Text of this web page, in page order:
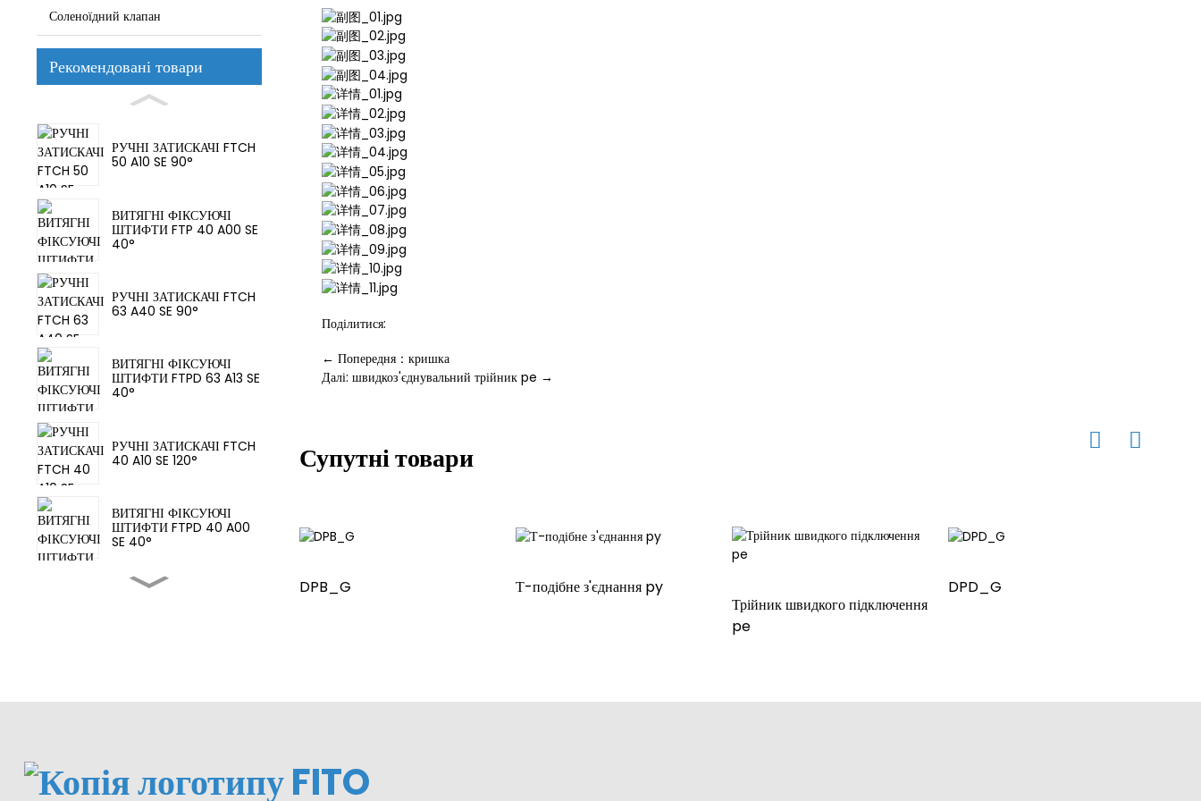
Соленоїдний клапан
Рекомендовані товари
РУЧНІ ЗАТИСКАЧІ FTCH
50 A10 SE 90°
ВИТЯГНІ ФІКСУЮЧІ
ШТИФТИ FTP 40 A00 SE
40°
РУЧНІ ЗАТИСКАЧІ FTCH
63 A40 SE 90°
ВИТЯГНІ ФІКСУЮЧІ
ШТИФТИ FTPD 63 A13 SE
40°
РУЧНІ ЗАТИСКАЧІ FTCH
40 A10 SE 120°
ВИТЯГНІ ФІКСУЮЧІ
ШТИФТИ FTPD 40 A00
SE 40°
Поділитися:
← Попередня：кришка
Далі: швидкоз'єднувальний трійник pe →
Супутні товари
DPB_G
Т-подібне з'єднання py
Трійник швидкого підключення
pe
DPD_G